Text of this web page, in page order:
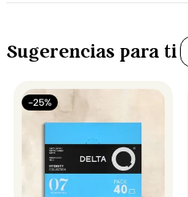
Sugerencias para ti
-25%